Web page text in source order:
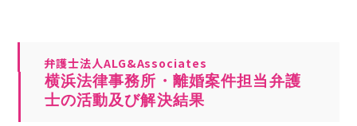
弁護士法人ALG&Associates
横浜法律事務所・離婚案件担当弁護
士の活動及び解決結果